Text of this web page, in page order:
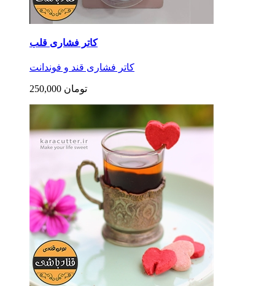
کاتر فشاری قلب
کاتر فشاری قند و فوندانت
250,000 تومان